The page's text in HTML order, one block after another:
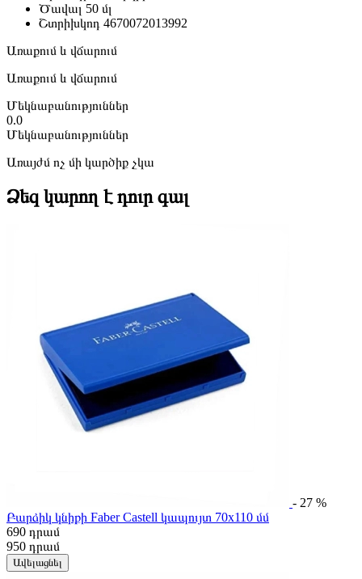
Ծավալ 50 մլ
Շտրիխկոդ 4670072013992
Առաքում և վճարում
Առաքում և վճարում
Մեկնաբանություններ
0.0
Մեկնաբանություններ
Առայժմ ոչ մի կարծիք չկա
Ձեզ կարող է դուր գալ
- 27 %
Բարձիկ կնիքի Faber Castell կապույտ 70x110 մմ
690 դրամ
950 դրամ
Ավելացնել